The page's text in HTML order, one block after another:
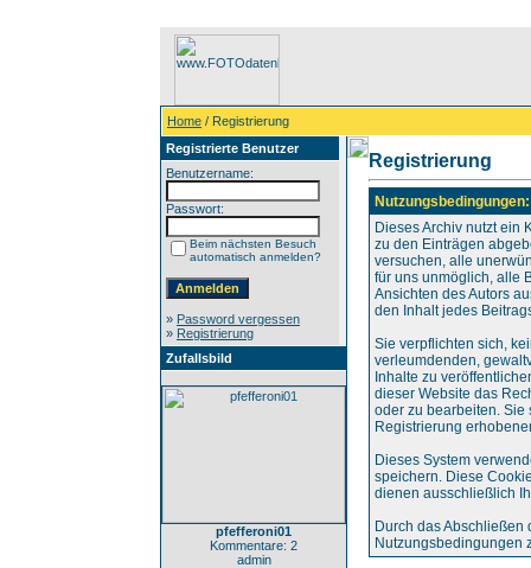
Home / Registrierung
Registrierte Benutzer
Benutzername:
Passwort:
Beim nächsten Besuch
automatisch anmelden?
» Password vergessen
» Registrierung
Zufallsbild
pfefferoni01
Kommentare: 2
admin
Registrierung
Nutzungsbedingungen:
Dieses Archiv nutzt ein
zu den Einträgen
versuchen, alle
für uns unmöglich, alle
Ansichten des Autors
den Inhalt jedes
Sie verpflichten sich,
verleumdenden,
Inhalte zu
dieser Website das
oder zu bearbeiten. Sie
Registrierung
Dieses System
speichern. Diese
dienen ausschließlich
Durch das
Nutzungsbedingungen